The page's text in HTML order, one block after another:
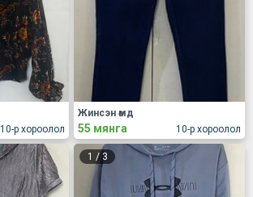
10-р хороолол 10-р хороолол
Жинсэн өмд
55 мянга
1 / 3